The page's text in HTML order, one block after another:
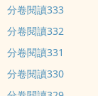
分卷閱讀333
分卷閱讀332
分卷閱讀331
分卷閱讀330